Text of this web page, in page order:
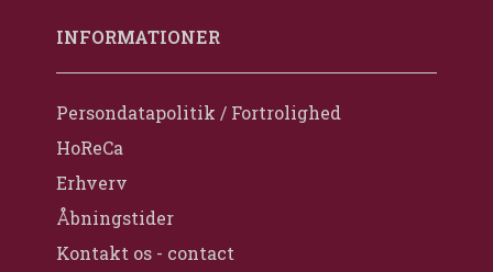
INFORMATIONER
Persondatapolitik / Fortrolighed
HoReCa
Erhverv
Åbningstider
Kontakt os - contact